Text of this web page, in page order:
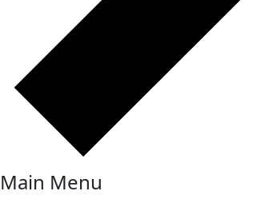
Main Menu